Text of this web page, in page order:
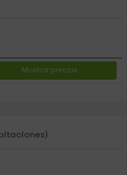
Mostrar precios